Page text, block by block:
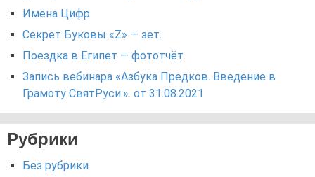
Имёна Цифр
Секрет Буковы «Z» — зет.
Поездка в Египет — фототчёт.
Запись вебинара «Азбука Предков. Введение в
Грамоту СвятРуси.». от 31.08.2021
Рубрики
Без рубрики